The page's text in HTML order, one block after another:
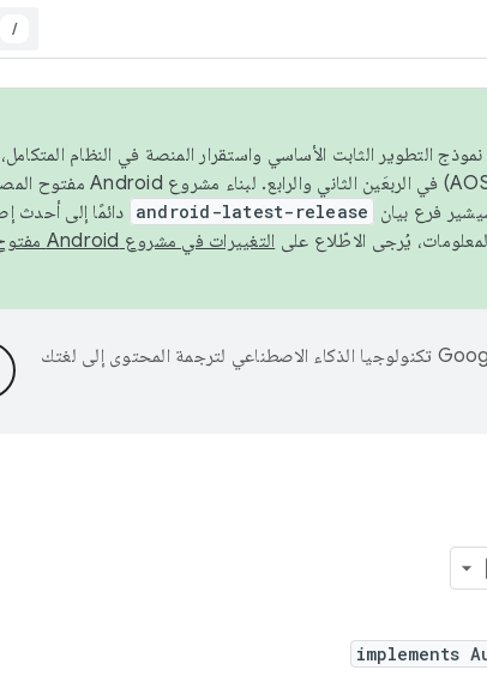
/
ولضمان اتّساق نموذج التطوير الثابت الأساسي واستقرار المنصة في النظام
فرع بيان android-latest-release دائمًا إلى أحدث
التغييرات في مشروع Android مفتوح المصدر
تستخدم Google تكنولوجيا الذكاء الاصطناعي لترجمة المحتوى إلى لغتك
implements